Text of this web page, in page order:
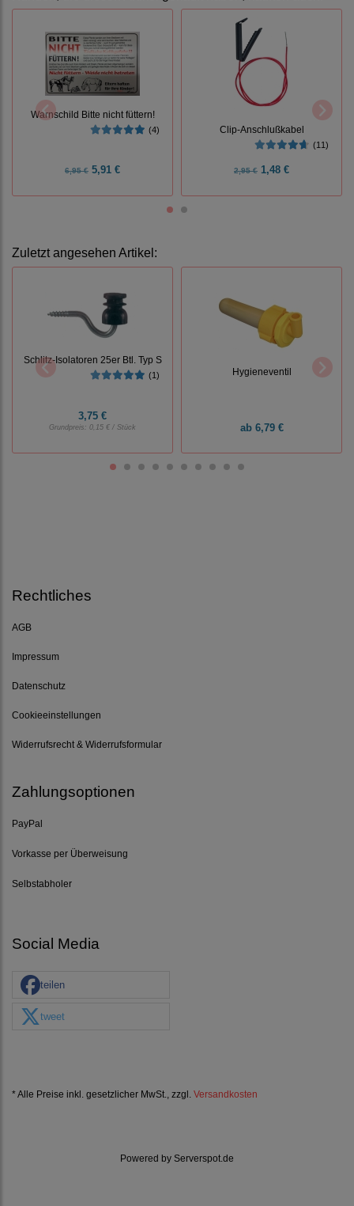
Warnschild Bitte nicht füttern!
(4)
6,95 € 5,91 €
Clip-Anschlußkabel
(11)
2,95 € 1,48 €
Zuletzt angesehen Artikel:
Schlitz-Isolatoren 25er Btl. Typ S
(1)
3,75 €
Grundpreis: 0,15 € / Stück
Hygieneventil
ab6,79 €
Rechtliches
AGB
Impressum
Datenschutz
Cookieeinstellungen
Widerrufsrecht & Widerrufsformular
Zahlungsoptionen
PayPal
Vorkasse per Überweisung
Selbstabholer
Social Media
teilen
tweet
* Alle Preise inkl. gesetzlicher MwSt., zzgl. Versandkosten
Powered by Serverspot.de